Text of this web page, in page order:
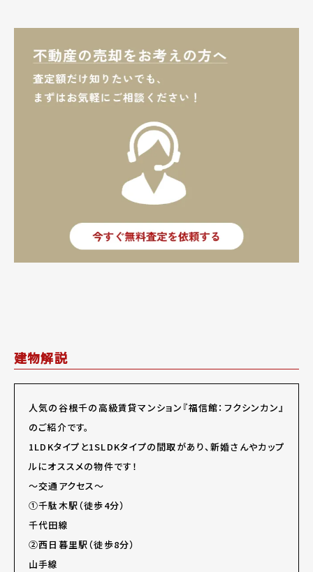
建物解説
人気の谷根千の高級賃貸マンション『福信館：フクシンカン』
のご紹介です。
1LDKタイプと1SLDKタイプの間取があり、新婚さんやカップ
ルにオススメの物件です！
～交通アクセス～
①千駄木駅（徒歩4分）
千代田線
②西日暮里駅（徒歩8分）
山手線